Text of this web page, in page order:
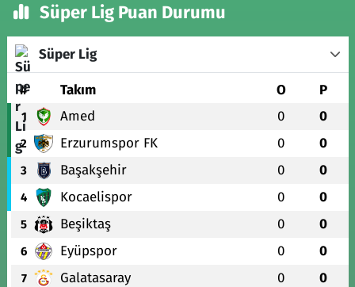
Süper Lig Puan Durumu
Süper Lig
# Takım O P
1 Amed 0 0
2 Erzurumspor FK 0 0
3 Başakşehir 0 0
4 Kocaelispor 0 0
5 Beşiktaş 0 0
6 Eyüpspor 0 0
7 Galatasaray 0 0